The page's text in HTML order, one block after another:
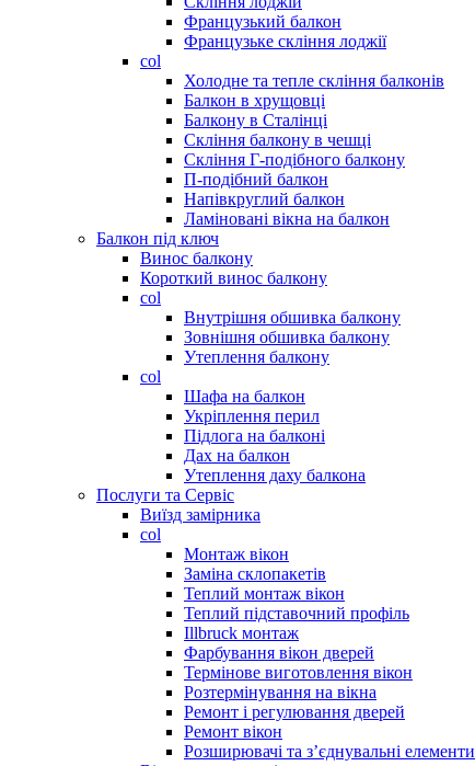
Французький балкон
Французьке скління лоджії
col
Холодне та тепле скління балконів
Балкон в хрущовці
Балкону в Сталінці
Скління балкону в чешці
Скління Г-подібного балкону
П-подібний балкон
Напівкруглий балкон
Ламіновані вікна на балкон
Балкон під ключ
Винос балкону
Короткий винос балкону
col
Внутрішня обшивка балкону
Зовнішня обшивка балкону
Утеплення балкону
col
Шафа на балкон
Укріплення перил
Підлога на балконі
Дах на балкон
Утеплення даху балкона
Послуги та Сервіс
Виїзд замірника
col
Монтаж вікон
Заміна склопакетів
Теплий монтаж вікон
Теплий підставочний профіль
Illbruck монтаж
Фарбування вікон дверей
Термінове виготовлення вікон
Розтермінування на вікна
Ремонт і регулювання дверей
Ремонт вікон
Розширювачі та з’єднувальні елементи